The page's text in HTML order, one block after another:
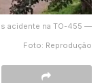
acidente na TO-455 —
Foto: Reprodução